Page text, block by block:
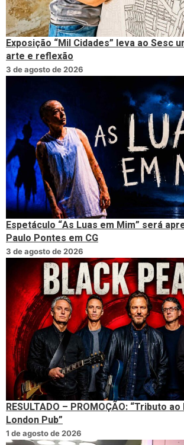
Exposição “Mil Cidades” leva ao Sesc
arte e reflexão
3 de agosto de 2026
Espetáculo “As Luas em Mim” será
Paulo Pontes em CG
3 de agosto de 2026
RESULTADO – PROMOÇÃO: “Tributo
London Pub”
1 de agosto de 2026